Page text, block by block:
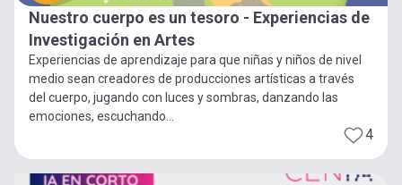
Nuestro cuerpo es un tesoro - Experiencias de
Investigación en Artes
Experiencias de aprendizaje para que niñas y niños de nivel
medio sean creadores de producciones artísticas a través
del cuerpo, jugando con luces y sombras, danzando las
emociones, escuchando...
4